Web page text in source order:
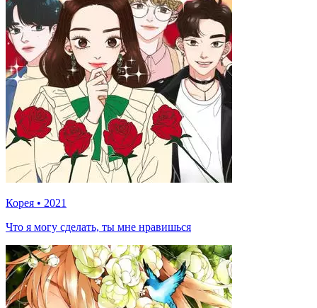
Корея • 2021
Что я могу сделать, ты мне нравишься